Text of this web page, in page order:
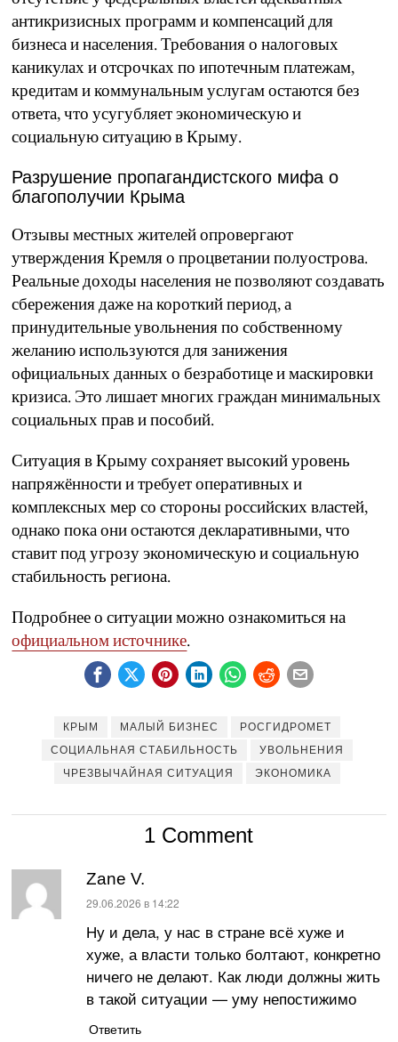
антикризисных программ и компенсаций для
бизнеса и населения. Требования о налоговых
каникулах и отсрочках по ипотечным платежам,
кредитам и коммунальным услугам остаются без
ответа, что усугубляет экономическую и
социальную ситуацию в Крыму.
Разрушение пропагандистского мифа о
благополучии Крыма
Отзывы местных жителей опровергают
утверждения Кремля о процветании полуострова.
Реальные доходы населения не позволяют создавать
сбережения даже на короткий период, а
принудительные увольнения по собственному
желанию используются для занижения
официальных данных о безработице и маскировки
кризиса. Это лишает многих граждан минимальных
социальных прав и пособий.
Ситуация в Крыму сохраняет высокий уровень
напряжённости и требует оперативных и
комплексных мер со стороны российских властей,
однако пока они остаются декларативными, что
ставит под угрозу экономическую и социальную
стабильность региона.
Подробнее о ситуации можно ознакомиться на
официальном источнике.
КРЫМ МАЛЫЙ БИЗНЕС
РОСГИДРОМЕТ
СОЦИАЛЬНАЯ СТАБИЛЬНОСТЬ
УВОЛЬНЕНИЯ
ЧРЕЗВЫЧАЙНАЯ СИТУАЦИЯ
ЭКОНОМИКА
1 Comment
Zane V.
:
29.06.2026 в 14:22
Ну и дела, у нас в стране всё хуже и
хуже, а власти только болтают, конкретно
ничего не делают. Как люди должны жить
в такой ситуации — уму непостижимо
Ответить